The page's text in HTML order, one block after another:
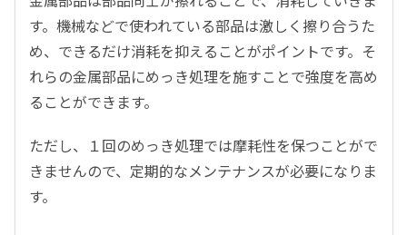
す。機械などで使われている部品は激しく擦り合うた
め、できるだけ消耗を抑えることがポイントです。そ
れらの金属部品にめっき処理を施すことで強度を高め
ることができます。
ただし、１回のめっき処理では摩耗性を保つことがで
きませんので、定期的なメンテナンスが必要になりま
す。